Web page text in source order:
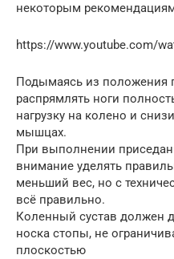
некоторым
https://www.youtube.com/
Подымаясь из положения
распрямлять ноги
нагрузку на колено и
мышцах.
При выполнении
внимание уделять
меньший вес, но с
всё правильно.
Коленный сустав должен
носка стопы, не
плоскостью